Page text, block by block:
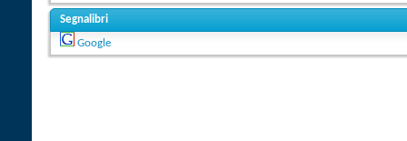
Segnalibri
Google